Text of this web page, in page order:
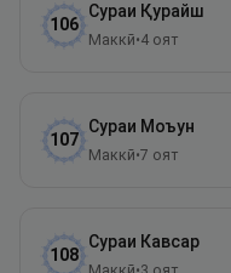
106
Сураи Қурайш
Маккӣ•4 оят
107
Сураи Моъун
Маккӣ•7 оят
108
Сураи Кавсар